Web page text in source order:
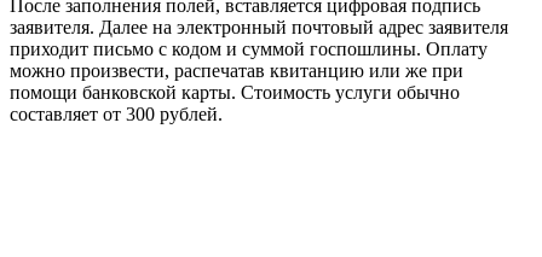
После заполнения полей, вставляется цифровая подпись
заявителя. Далее на электронный почтовый адрес заявителя
приходит письмо с кодом и суммой госпошлины. Оплату
можно произвести, распечатав квитанцию или же при
помощи банковской карты. Стоимость услуги обычно
составляет от 300 рублей.